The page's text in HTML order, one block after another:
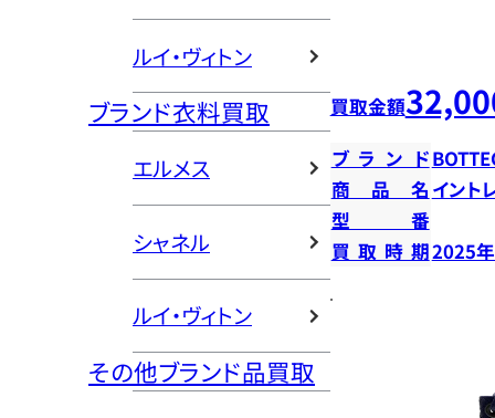
ルイ・ヴィトン
ブランド衣料買取
エルメス
シャネル
ルイ・ヴィトン
その他ブランド品買取
買取金額
ブランド
商品名 イント
型番
買取時期2025